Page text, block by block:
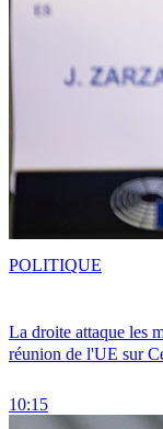
La droite attaque les
réunion de l'UE sur
10:15
POLITIQUE